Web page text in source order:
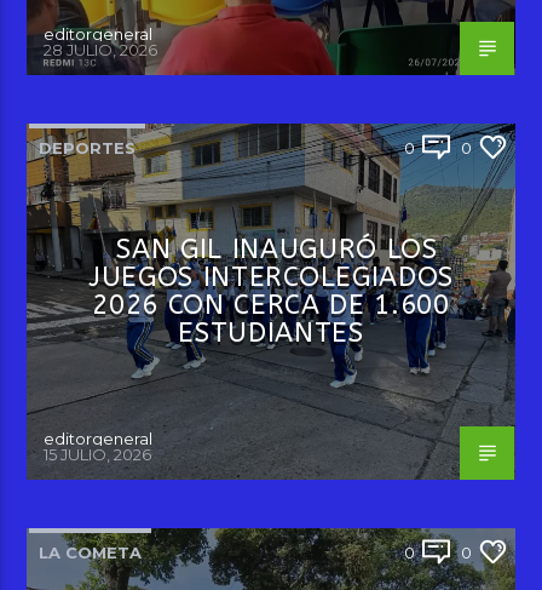
editorgeneral
28 JULIO, 2026
DEPORTES 0 0
SAN GIL INAUGURÓ LOS
JUEGOS INTERCOLEGIADOS
2026 CON CERCA DE 1.600
ESTUDIANTES
editorgeneral
15 JULIO, 2026
LA COMETA 0 0